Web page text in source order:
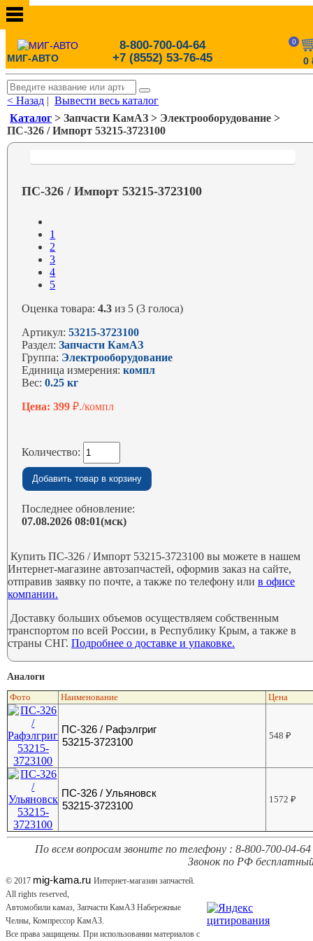
МИГ-АВТО
8-800-700-04-64
+7 (8552) 53-76-45
0
0
< Назад |Вывести весь каталог
Каталог > Запчасти КамАЗ > Электрооборудование >
ПС-326 / Импорт 53215-3723100
ПС-326 / Импорт 53215-3723100
1
2
3
4
5
Оценка товара:4.3 из 5 (3 голоса)
Артикул:53215-3723100
Раздел:Запчасти КамАЗ
Группа: Электрооборудование
Единица измерения:компл
Вес:0.25 кг
Цена: 399₽./компл
Количество:
Последнее обновление:
07.08.2026 08:01(мск)
Купить ПС-326 / Импорт 53215-3723100 вы можете в нашем
Интернет-магазине автозапчастей, оформив заказ на сайте,
отправив заявку по почте, а также по телефону илив офисе
компании.
Доставку больших объемов осуществляем собственным
транспортом по всей России, в Республику Крым, а также в
страны СНГ.Подробнее о доставке и упаковке.
Аналоги
Фото Наименование Цена
ПС-326 / Рафэлгриг
53215-3723100
548₽
ПС-326 / Ульяновск
53215-3723100
1572₽
По всем вопросам звоните по телефону : 8-800-700-04-64
Звонок по РФ
© 2017 mig-kama.ru Интернет-магазин запчастей.
All rights reserved,
Автомобили камаз, Запчасти КамАЗ Набережные
Челны, Компрессор КамАЗ.
Все права защищены. При использовании материалов с